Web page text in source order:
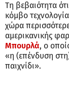
Τη βεβαιότητα
κόμβο
χώρα
αμερικανικής
Μπουρλά, ο
«η (επένδυση
παιχνίδι».